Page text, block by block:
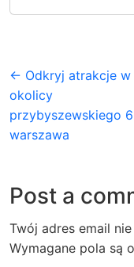
← Odkryj atrakcje w
okolicy
przybyszewskiego
warszawa
Post a
Twój adres email
Wymagane pola są